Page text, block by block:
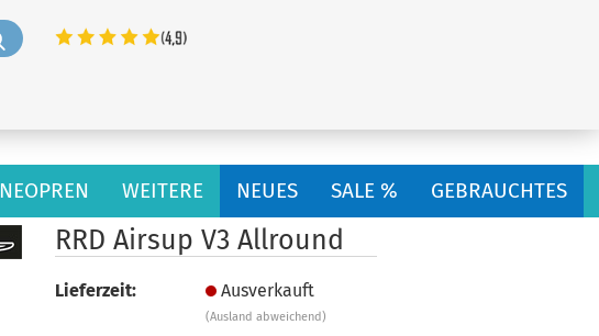
Suchbegriff...
NEOPREN NEUES SALE % GEBRAUCHTES
WEITERE
RRD Airsup V3 Allround
Lieferzeit: Ausverkauft
(Ausland abweichend)